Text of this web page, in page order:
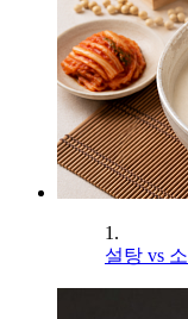
1.
설탕 vs